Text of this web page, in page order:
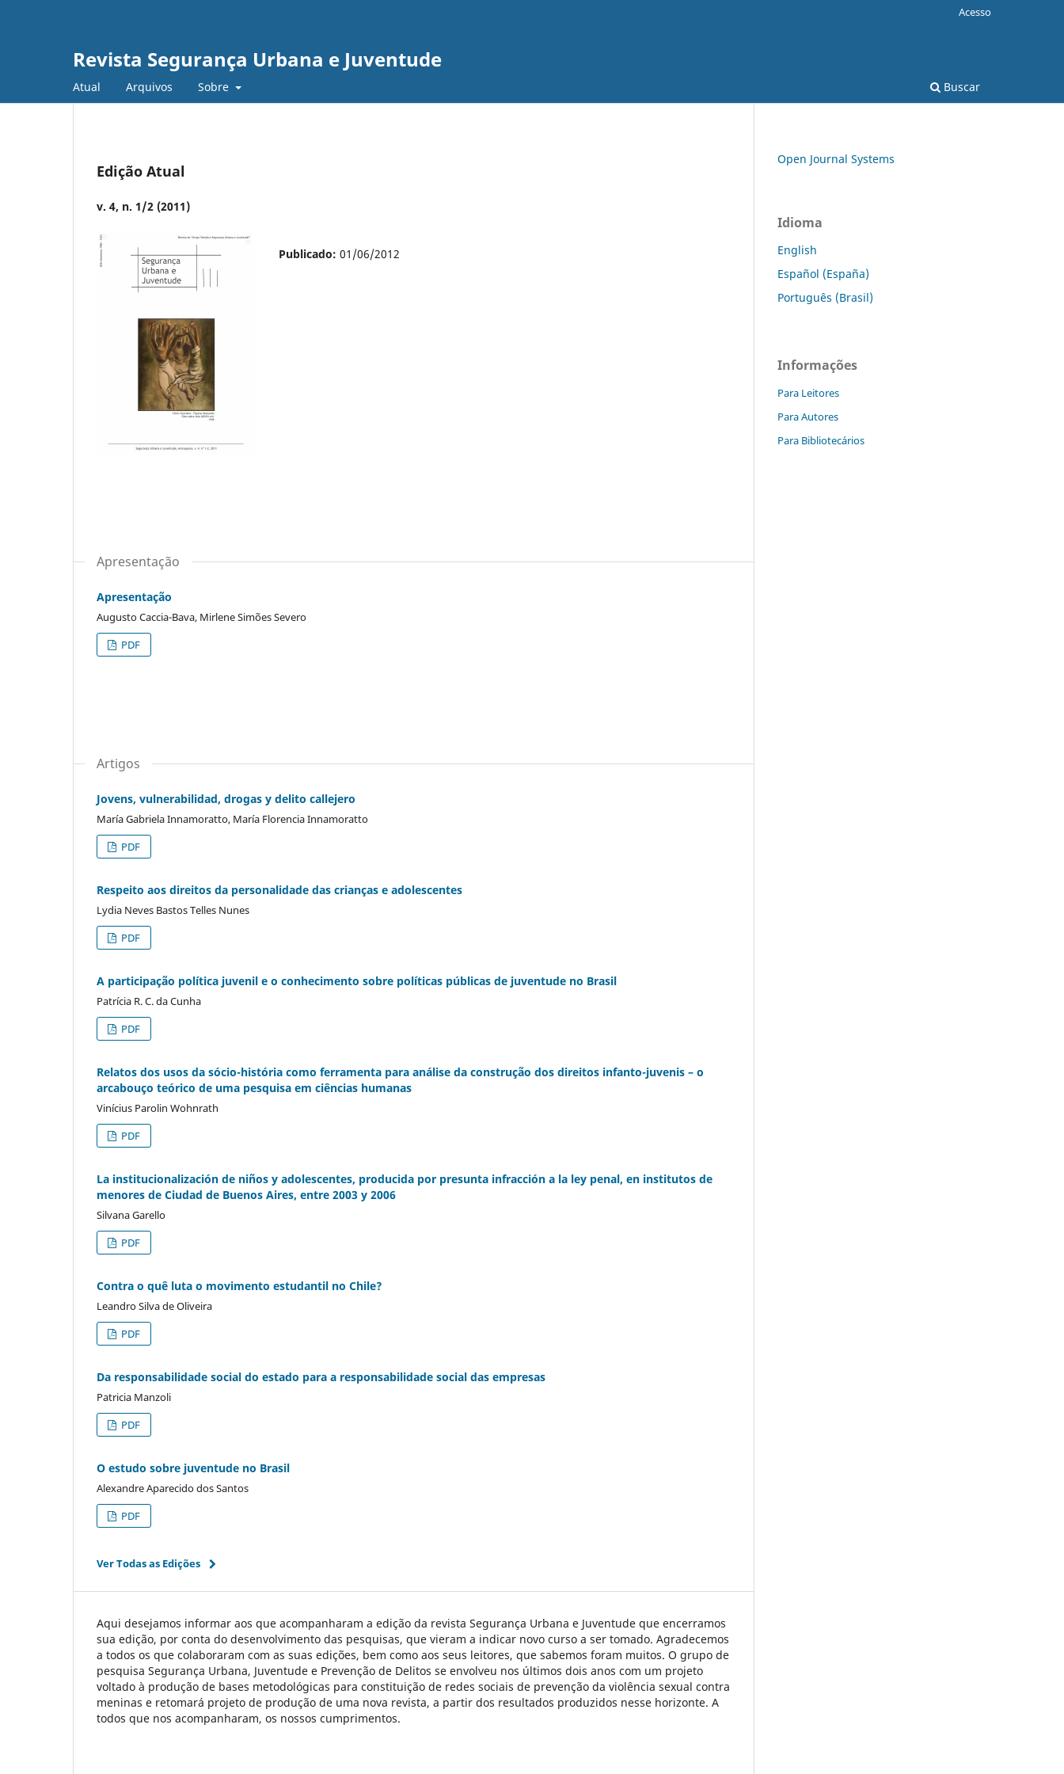
Revista Segurança Urbana e Juventude
Atual Arquivos Sobre Buscar
Acesso
Edição Atual
v. 4, n. 1/2 (2011)
Publicado: 01/06/2012
Apresentação
Apresentação
Augusto Caccia-Bava, Mirlene Simões Severo
PDF
Artigos
Jovens, vulnerabilidad, drogas y delito callejero
María Gabriela Innamoratto, María Florencia Innamoratto
PDF
Respeito aos direitos da personalidade das crianças e adolescentes
Lydia Neves Bastos Telles Nunes
PDF
A participação política juvenil e o conhecimento sobre políticas públicas de juventude no Brasil
Patrícia R. C. da Cunha
PDF
Relatos dos usos da sócio-história como ferramenta para análise da construção dos direitos infanto-juvenis – o
arcabouço teórico de uma pesquisa em ciências humanas
Vinícius Parolin Wohnrath
PDF
La institucionalización de niños y adolescentes, producida por presunta infracción a la ley penal, en institutos de
menores de Ciudad de Buenos Aires, entre 2003 y 2006
Silvana Garello
PDF
Contra o quê luta o movimento estudantil no Chile?
Leandro Silva de Oliveira
PDF
Da responsabilidade social do estado para a responsabilidade social das empresas
Patricia Manzoli
PDF
O estudo sobre juventude no Brasil
Alexandre Aparecido dos Santos
PDF
Ver Todas as Edições
Aqui desejamos informar aos que acompanharam a edição da revista Segurança Urbana e Juventude que encerramos
sua edição, por conta do desenvolvimento das pesquisas, que vieram a indicar novo curso a ser tomado. Agradecemos
a todos os que colaboraram com as suas edições, bem como aos seus leitores, que sabemos foram muitos. O grupo de
pesquisa Segurança Urbana, Juventude e Prevenção de Delitos se envolveu nos últimos dois anos com um projeto
voltado à produção de bases metodológicas para constituição de redes sociais de prevenção da violência sexual contra
meninas e retomará projeto de produção de uma nova revista, a partir dos resultados produzidos nesse horizonte. A
todos que nos acompanharam, os nossos cumprimentos.
Open Journal Systems
Idioma
English
Español (España)
Português (Brasil)
Informações
Para Leitores
Para Autores
Para Bibliotecários